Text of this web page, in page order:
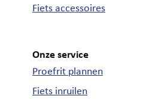
Fiets accessoires
Onze service
Proefrit plannen
Fiets inruilen